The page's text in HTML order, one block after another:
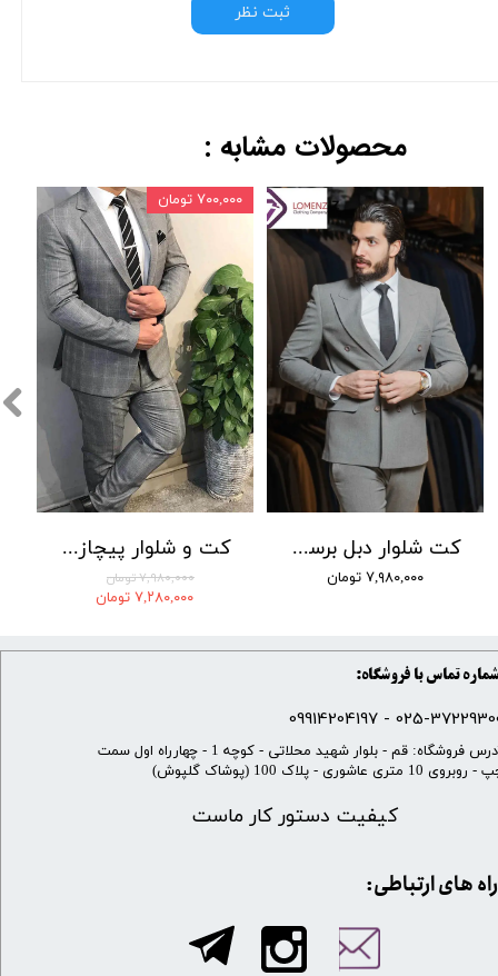
ثبت نظر
کت و شلوار پیچازی بردان رنگ 001
۷,۹۸۰,۰۰۰ تومان
۷,۲۸۰,۰۰۰ تومان
۷۰۰,۰۰۰ تومان
کت شلوار دبل برست LOMENZ کد 004
۷,۹۸۰,۰۰۰ تومان
محصولات مشابه :
شماره تماس با فروشگاه:
025-37229300 -
کیفیت دستور کار ماست
​آدرس فروشگاه: قم - بلوار شهید محلاتی - کوچه 1 - چهارراه اول سمت
10 متری عاشوری - پلاک 100 (پوشاک گلپوش)
​​راه های ارتباطی: